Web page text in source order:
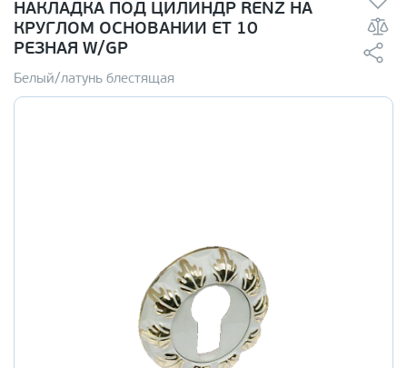
НАКЛАДКА ПОД ЦИЛИНДР RENZ НА
КРУГЛОМ ОСНОВАНИИ ET 10
РЕЗНАЯ W/GP
Белый/латунь блестящая